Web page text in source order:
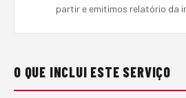
partir e emitimos relatório da
O QUE INCLUI ESTE SERVIÇO